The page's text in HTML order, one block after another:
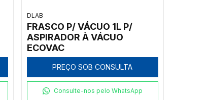
DLAB
FRASCO P/ VÁCUO 1L P/
ASPIRADOR À VÁCUO
ECOVAC
PREÇO SOB CONSULTA
Consulte-nos pelo WhatsApp